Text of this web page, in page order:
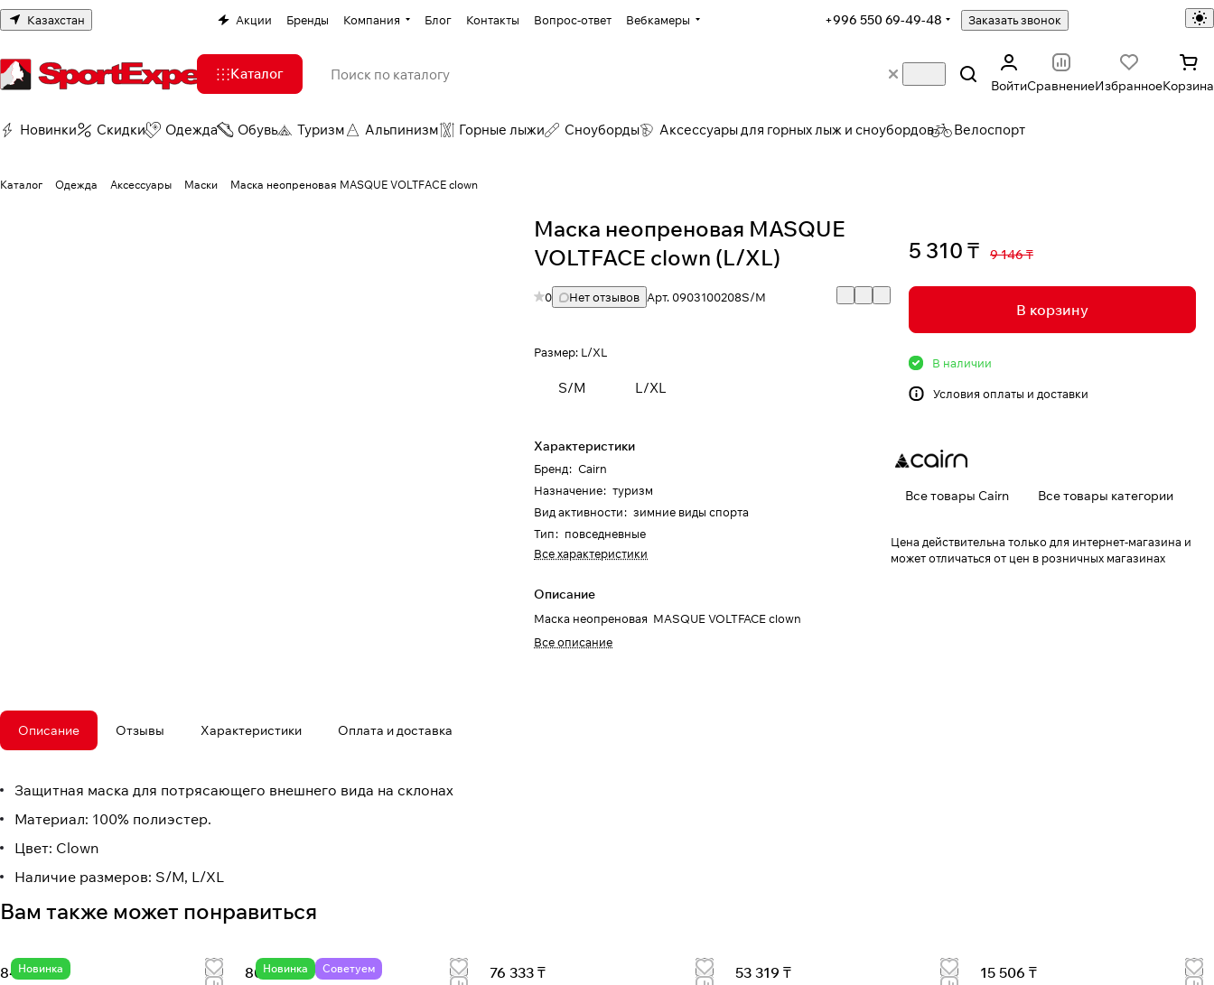
Казахстан Акции Бренды Компания Блог Контакты Вопрос-ответ Вебкамеры +996 550 69-49-48 Заказать звонок
Каталог
ВойтиСравнениеИзбранноеКорзина
Новинки Скидки Одежда Обувь Туризм Альпинизм Горные лыжи Сноуборды Аксессуары для горных лыж и сноубордов Велоспорт
Каталог Одежда Аксессуары Маски Маска неопреновая MASQUE VOLTFACE clown
Маска неопреновая MASQUE
VOLTFACE clown (L/XL)
0 Нет отзывов Арт. 0903100208S/M
Размер: L/XL
S/M L/XL
Характеристики
Бренд: Cairn
Назначение: туризм
Вид активности: зимние виды спорта
Тип: повседневные
Все характеристики
Описание
Маска неопреновая MASQUE VOLTFACE clown
Все описание
5 310 ₸ 9 146 ₸
В корзину
В наличии
Условия оплаты и доставки
Все товары Cairn Все товары категории
Цена действительна только для интернет-магазина и
может отличаться от цен в розничных магазинах
Описание Отзывы Характеристики Оплата и доставка
Защитная маска для потрясающего внешнего вида на склонах
Материал: 100% полиэстер.
Цвет: Clown
Наличие размеров: S/M, L/XL
Вам также может понравиться
Новинка
84 603 ₸ Новинка Советуем
80 413 ₸ 76 333 ₸ 53 319 ₸ 15 506 ₸